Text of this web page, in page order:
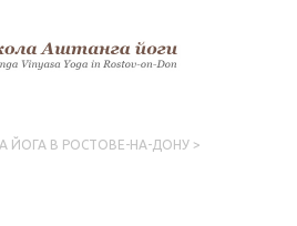
ЙОГА В РОСТОВЕ-НА-ДОНУ >